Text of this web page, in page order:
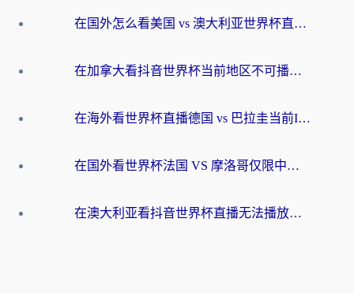
在国外怎么看美国 vs 澳大利亚世界杯直播？海外党必藏的中文解说观赛指南
在加拿大看抖音世界杯当前地区不可播放？海外党体育观赛终极指南
在海外看世界杯直播德国 vs 巴拉圭当前IP受限制？这篇指南帮你轻松解决地区限制
在国外看世界杯法国 VS 摩洛哥仅限中国大陆？别让地域限制拦下你的欢呼
在澳大利亚看抖音世界杯直播无法播放？海外党体育观赛终极指南来了！